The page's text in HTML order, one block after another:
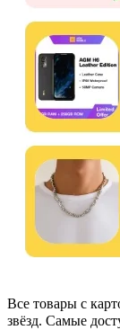
Все товары с
звёзд. Самые